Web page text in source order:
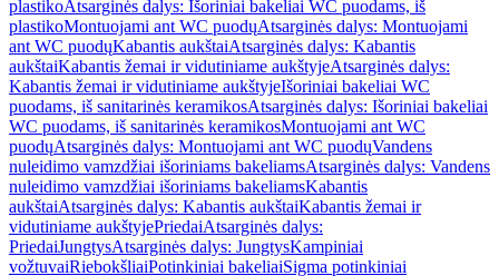
plastikoAtsarginės dalys: Išoriniai bakeliai WC puodams, iš
plastikoMontuojami ant WC puodųAtsarginės dalys: Montuojami
ant WC puodųKabantis aukštaiAtsarginės dalys: Kabantis
aukštaiKabantis žemai ir vidutiniame aukštyjeAtsarginės dalys:
Kabantis žemai ir vidutiniame aukštyjeIšoriniai bakeliai WC
puodams, iš sanitarinės keramikosAtsarginės dalys: Išoriniai bakeliai
WC puodams, iš sanitarinės keramikosMontuojami ant WC
puodųAtsarginės dalys: Montuojami ant WC puodųVandens
nuleidimo vamzdžiai išoriniams bakeliamsAtsarginės dalys: Vandens
nuleidimo vamzdžiai išoriniams bakeliamsKabantis
aukštaiAtsarginės dalys: Kabantis aukštaiKabantis žemai ir
vidutiniame aukštyjePriedaiAtsarginės dalys:
PriedaiJungtysAtsarginės dalys: JungtysKampiniai
vožtuvaiRiebokšliaiPotinkiniai bakeliaiSigma potinkiniai